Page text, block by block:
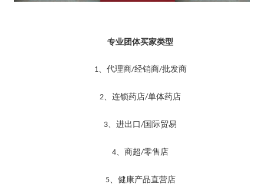
专业团体买家类型
1 、代理商/经销商/批发商
2 、连锁药店/单体药店
3 、进出口/国际贸易
4 、商超/零售店
5、健康产品直营店